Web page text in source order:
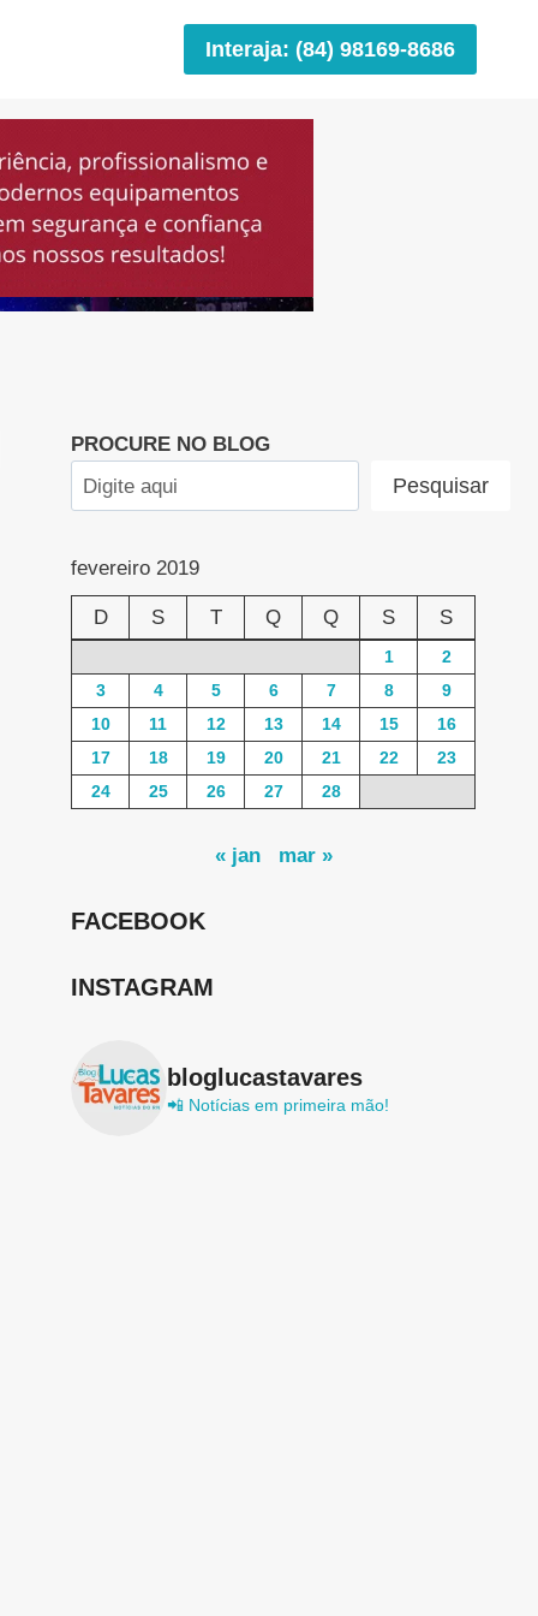
Interaja: (84) 98169-8686
PROCURE NO BLOG
Pesquisar
fevereiro 2019
D S T Q Q S S
1
2
3
4 5 6 7 8
9
10
11 12 13 14 15
16
17
18 19 20 21 22
23
24
25 26 27 28
« jan mar »
FACEBOOK
INSTAGRAM
bloglucastavares
📲 Notícias em primeira mão!